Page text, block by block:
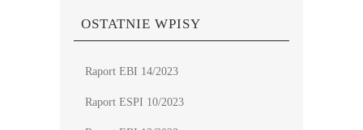
OSTATNIE WPISY
Raport EBI 14/2023
Raport ESPI 10/2023